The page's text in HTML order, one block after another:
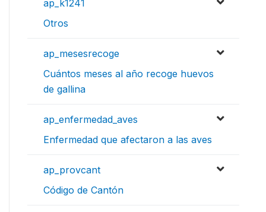
ap_k1241
Otros
ap_mesesrecoge
Cuántos meses al año recoge huevos
de gallina
ap_enfermedad_aves
Enfermedad que afectaron a las aves
ap_provcant
Código de Cantón